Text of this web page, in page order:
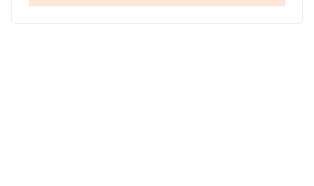
Roquetas De Mar núm. 114, (04740), Roquetas De Mar,